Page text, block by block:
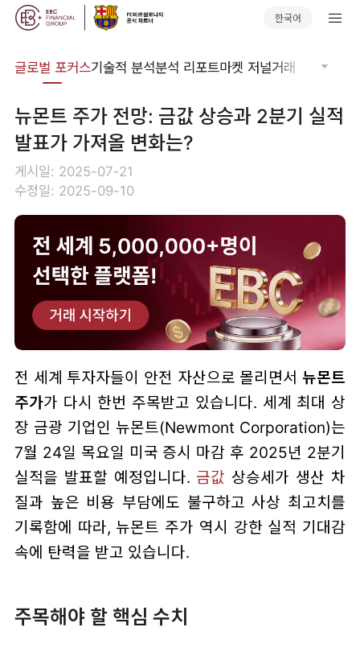
한국어
글로벌 포커스기술적 분석분석 리포트마켓 저널거래 소프트웨어
뉴몬트 주가 전망: 금값 상승과 2분기 실적
발표가 가져올 변화는?
게시일: 2025-07-21
수정일: 2025-09-10
전 세계 투자자들이 안전 자산으로 몰리면서뉴몬트
주가가 다시 한번 주목받고 있습니다. 세계 최대 상
장 금광 기업인 뉴몬트(Newmont Corporation)는
7월 24일 목요일 미국 증시 마감 후 2025년 2분기
실적을 발표할 예정입니다. 금값 상승세가 생산 차
질과 높은 비용 부담에도 불구하고 사상 최고치를
기록함에 따라, 뉴몬트 주가 역시 강한 실적 기대감
속에 탄력을 받고 있습니다.
주목해야 할 핵심 수치